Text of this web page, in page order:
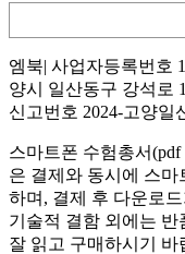
엠북| 사업자등록번호
양시 일산동구 강석로
신고번호 2024-고양일
스마트폰 수험총서
은 결제와 동시에 스마
하며, 결제 후 다운로
기술적 결함 외에는
잘 읽고 구매하시기 바